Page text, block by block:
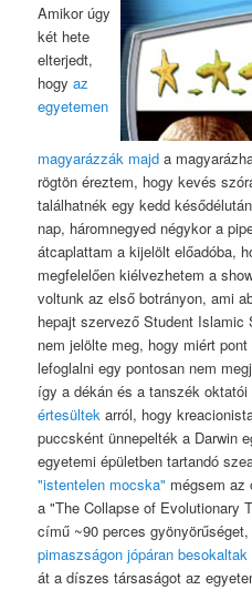
Amikor úgy
két hete
elterjedt,
hogyaz
egyetemen
magyarázzák majd a
rögtön éreztem, hogy kevés
találhatnék egy kedd
nap, háromnegyed négykor a
átcaplattam a kijelölt előadóba,
megfelelően kiélvezhetem a
voltunk az első botrányon, ami
hepajt szervező Student
nem jelölte meg, hogy miért
lefoglalni egy pontosan nem
így a dékán és a tanszék
értesültek arról, hogy
puccsként ünnepelték a Darwin
egyetemi épületben tartandó
"istentelen mocska" mégsem az
a "The Collapse of Evolutionary
című ~90 perces
pimaszságon jópáran besokaltak
át a díszes társaságot az